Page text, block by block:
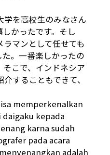
学を高校生のみなさん
かったです。そし
マンとして任せても
。一番楽しかったの
こで、インドネシア
することもできて、
memperkenalkan
kepada
karna sudah
pada acara
adalah